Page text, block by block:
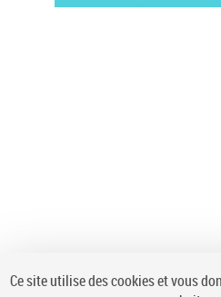
Ce site utilise des cookies et vous